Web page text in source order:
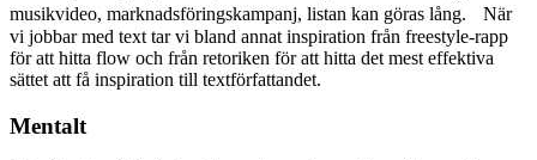
musikvideo, marknadsföringskampanj, listan kan göras lång. När
vi jobbar med text tar vi bland annat inspiration från freestyle-rapp
för att hitta flow och från retoriken för att hitta det mest effektiva
sättet att få inspiration till textförfattandet.
Mentalt